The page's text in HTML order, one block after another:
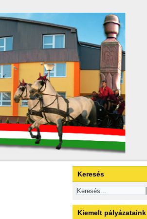
Keresés
Kiemelt pályázataink